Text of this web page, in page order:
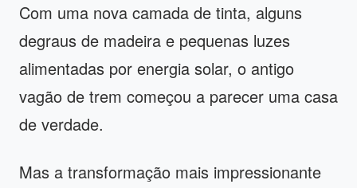
Com uma nova camada de tinta, alguns
degraus de madeira e pequenas luzes
alimentadas por energia solar, o antigo
vagão de trem começou a parecer uma casa
de verdade.
Mas a transformação mais impressionante